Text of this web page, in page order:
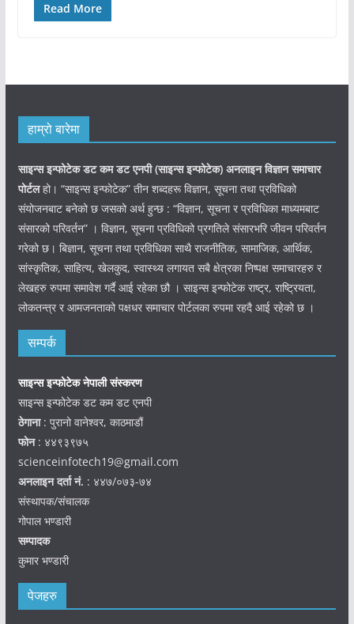
Read More
हाम्रो बारेमा
साइन्स इन्फोटेक डट कम डट एनपी (साइन्सइन्फोटेक) अनलाइन विज्ञान समाचार
पोर्टलहो। “साइन्स इन्फोटेक” तीन शब्दहरू विज्ञान, सूचना तथा प्रविधिको
संयोजनबाट बनेको छ जसको अर्थ हुन्छ : “विज्ञान, सूचना र प्रविधिका माध्यमबाट
संसारको परिवर्तन” । विज्ञान, सूचना प्रविधिको प्रगतिले संसारभरि जीवन परिवर्तन
गरेको छ। बिज्ञान, सूचना तथा प्रविधिका साथै राजनीतिक, सामाजिक, आर्थिक,
सांस्कृतिक, साहित्य, खेलकुद, स्वास्थ्य लगायत सबै क्षेत्रका निष्पक्ष समाचारहरु र
लेखहरु रुपमा समावेश गर्दै आई रहेका छौ । साइन्स इन्फोटेक राष्ट्र, राष्ट्रियता,
लोकतन्त्र र आमजनताको पक्षधर समाचार पोर्टलका रुपमा रहदै आई रहेको छ ।
सम्पर्क
साइन्स इन्फोटेक नेपाली संस्करण
साइन्स इन्फोटेक डट कम डट एनपी
ठेगाना: पुरानो वानेश्वर, काठमाडौं
फोन: ४४९३९७५
scienceinfotech19@gmail.com
अनलाइन दर्ता नं. : ४४७/०७३-७४
संस्थापक/संचालक
गोपाल भण्डारी
सम्पादक
कुमार भण्डारी
पेजहरु